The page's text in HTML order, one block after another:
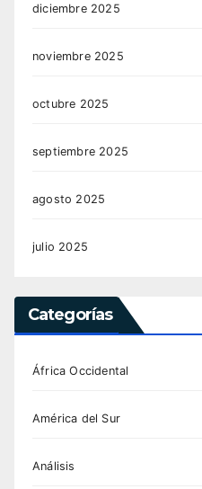
diciembre 2025
noviembre 2025
octubre 2025
septiembre 2025
agosto 2025
julio 2025
Categorías
África Occidental
América del Sur
Análisis